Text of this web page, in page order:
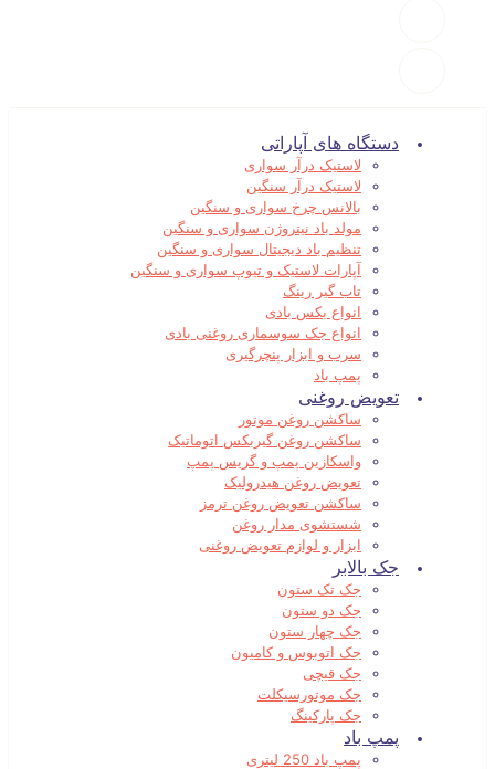
دستگاه های آپاراتی
لاستیک درآر سواری
لاستیک درآر سنگین
بالانس چرخ سواری و سنگین
مولد باد نیتروژن سواری و سنگین
تنظیم باد دیجیتال سواری و سنگین
آپارات لاستیک و تیوپ سواری و سنگین
تاب گیر رینگ
انواع بکس بادی
انواع جک سوسماری روغنی بادی
سرب و ابزار پنچرگیری
پمپ باد
تعویض روغنی
ساکشن روغن موتور
ساکشن روغن گیربکس اتوماتیک
واسکازین پمپ و گریس پمپ
تعویض روغن هیدرولیک
ساکشن تعویض روغن ترمز
شستشوی مدار روغن
ابزار و لوازم تعویض روغنی
جک بالابر
جک تک ستون
جک دو ستون
جک چهار ستون
جک اتوبوس و کامیون
جک قیچی
جک موتورسیکلت
جک پارکینگ
پمپ باد
پمپ باد 250 لیتری